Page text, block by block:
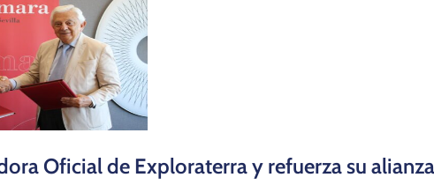
Oficial de Exploraterra y refuerza su